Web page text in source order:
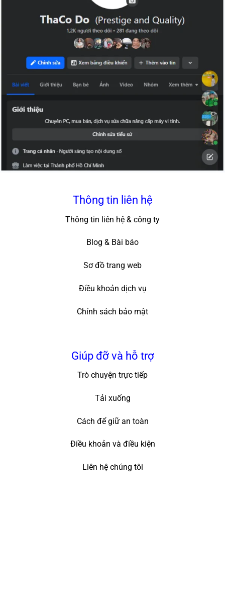
Thông tin liên hệ
Thông tin liên hệ & công ty
Blog & Bài báo
Sơ đồ trang web
Điều khoản dịch vụ
Chính sách bảo mật
Giúp đỡ và hỗ trợ
Trò chuyện trực tiếp
Tải xuống
Cách để giữ an toàn
Điều khoản và điều kiện
Liên hệ chúng tôi